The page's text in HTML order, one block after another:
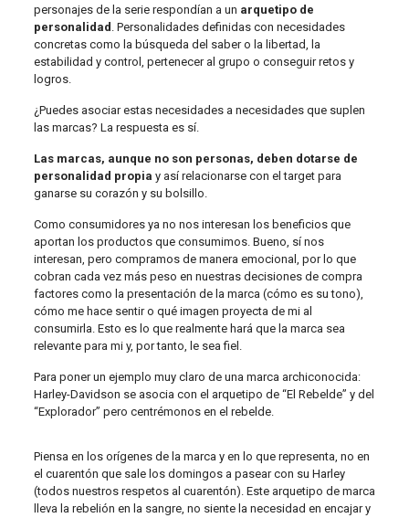
personajes de la serie respondían a un arquetipo de
personalidad . Personalidades definidas con necesidades
concretas como la búsqueda del saber o la libertad, la
estabilidad y control, pertenecer al grupo o conseguir retos y
logros.
¿Puedes asociar estas necesidades a necesidades que suplen
las marcas? La respuesta es sí.
Las marcas, aunque no son personas, deben dotarse de
personalidad propia y así relacionarse con el target para
ganarse su corazón y su bolsillo.
Como consumidores ya no nos interesan los beneficios que
aportan los productos que consumimos. Bueno, sí nos
interesan, pero compramos de manera emocional, por lo que
cobran cada vez más peso en nuestras decisiones de compra
factores como la presentación de la marca (cómo es su tono),
cómo me hace sentir o qué imagen proyecta de mi al
consumirla. Esto es lo que realmente hará que la marca sea
relevante para mi y, por tanto, le sea fiel.
Para poner un ejemplo muy claro de una marca archiconocida:
Harley-Davidson se asocia con el arquetipo de “El Rebelde” y del
“Explorador” pero centrémonos en el rebelde.
Piensa en los orígenes de la marca y en lo que representa, no en
el cuarentón que sale los domingos a pasear con su Harley
(todos nuestros respetos al cuarentón). Este arquetipo de marca
lleva la rebelión en la sangre, no siente la necesidad en encajar y